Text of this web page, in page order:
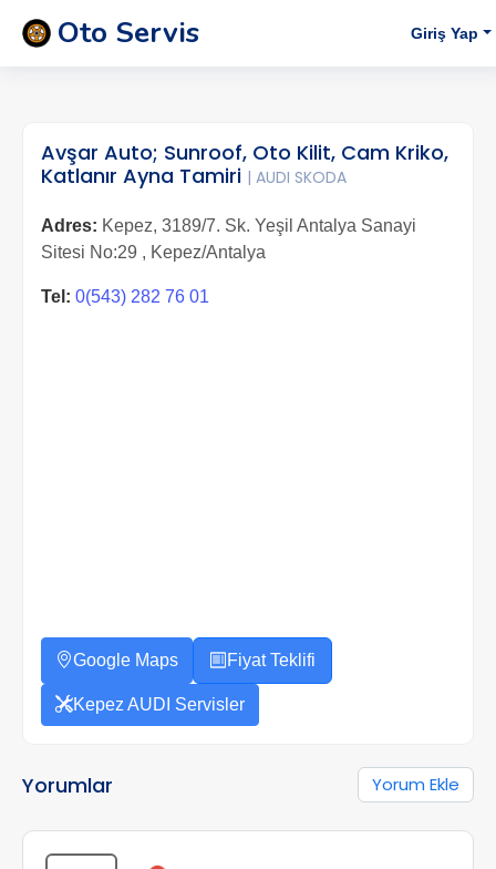
Oto Servis Giriş Yap
Avşar Auto; Sunroof, Oto Kilit, Cam Kriko,
Katlanır Ayna Tamiri | AUDI SKODA
Adres: Kepez, 3189/7. Sk. Yeşil Antalya Sanayi
Sitesi No:29 , Kepez/Antalya
Tel: 0(543) 282 76 01
Google Maps Fiyat Teklifi
Kepez AUDI Servisler
Yorumlar Yorum Ekle